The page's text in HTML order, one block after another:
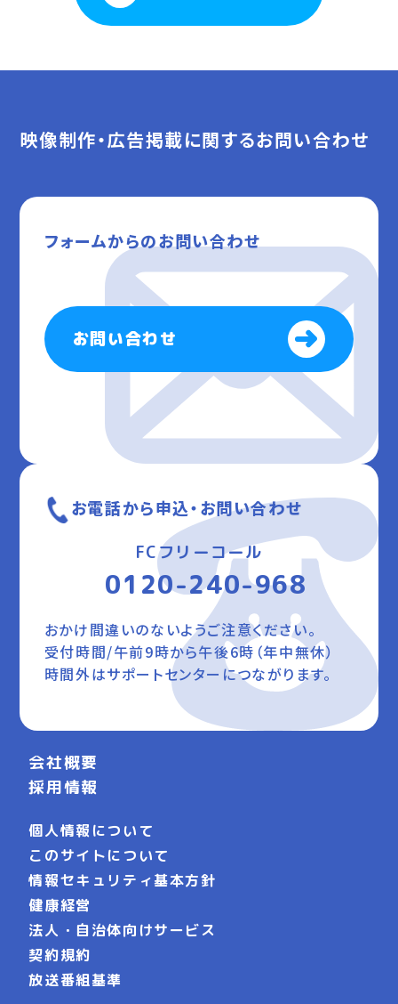
映像制作・広告掲載に関するお問い合わせ
フォームからのお問い合わせ
お問い合わせ
お電話から申込・お問い合わせ
FCフリーコール
0120-240-968
おかけ間違いのないようご注意ください。
受付時間/午前9時から午後6時（年中無休）
時間外はサポートセンターにつながります。
会社概要
採用情報
個人情報について
このサイトについて
情報セキュリティ基本方針
健康経営
法人・自治体向けサービス
契約規約
放送番組基準